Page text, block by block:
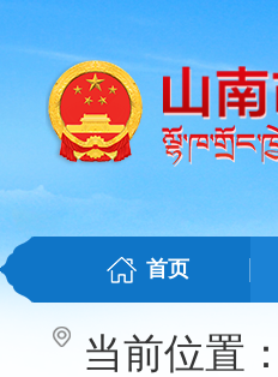
首页
当前位置：